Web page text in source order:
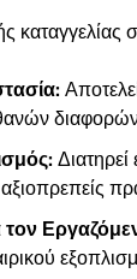
καταγγελίας
αξιοπρεπείς
τον